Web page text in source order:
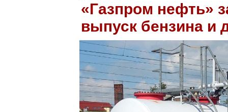
«Газпром нефть»
выпуск бензина и